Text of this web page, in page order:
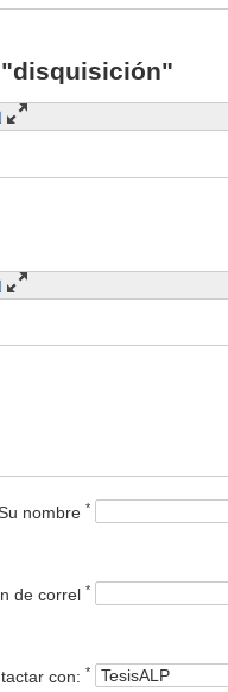
nombre *
de correl *
con: *